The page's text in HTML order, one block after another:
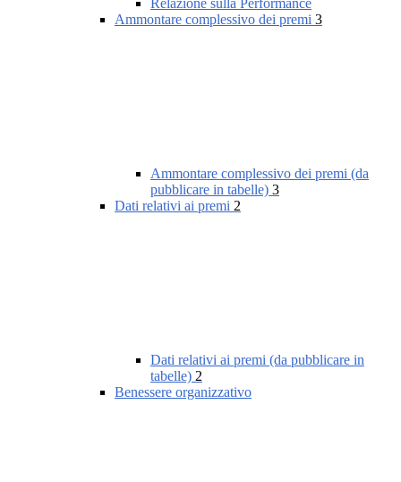
Relazione sulla Performance
Ammontare complessivo dei premi 3
Ammontare complessivo dei premi (da
pubblicare in tabelle) 3
Dati relativi ai premi 2
Dati relativi ai premi (da pubblicare in
tabelle) 2
Benessere organizzativo